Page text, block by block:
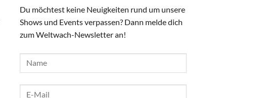
Du möchtest keine Neuigkeiten rund um unsere
Shows und Events verpassen? Dann melde dich
zum Weltwach-Newsletter an!